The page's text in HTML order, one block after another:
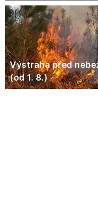
Výstraha před
(od 1. 8.)